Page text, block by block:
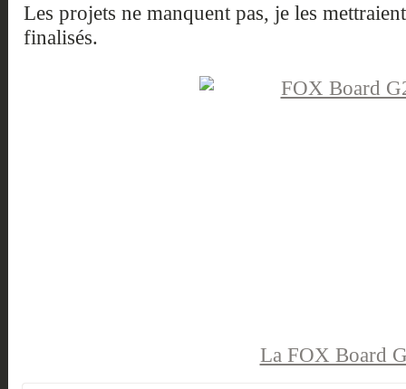
Les projets ne manquent pas, je les
finalisés.
La FOX Board